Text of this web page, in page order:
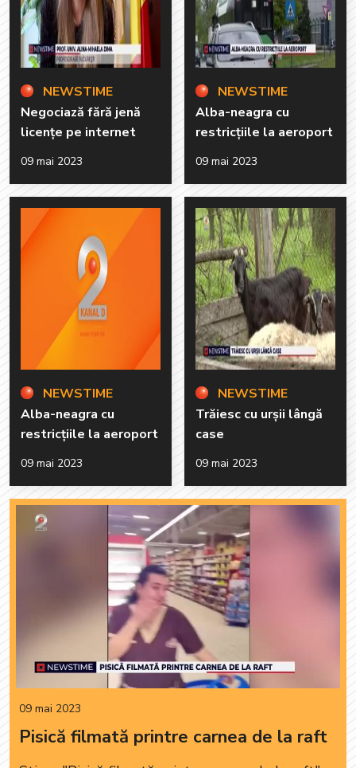
NEWSTIME
Negociază fără jenă
licențe pe internet
09 mai 2023
NEWSTIME
Alba-neagra cu
restricțiile la aeroport
09 mai 2023
NEWSTIME
Alba-neagra cu
restricțiile la aeroport
09 mai 2023
NEWSTIME
Trăiesc cu urșii lângă
case
09 mai 2023
09 mai 2023
Pisică filmată printre carnea de la raft